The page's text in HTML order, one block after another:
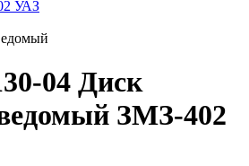
УАЗ
04 Диск
ЗМЗ-402